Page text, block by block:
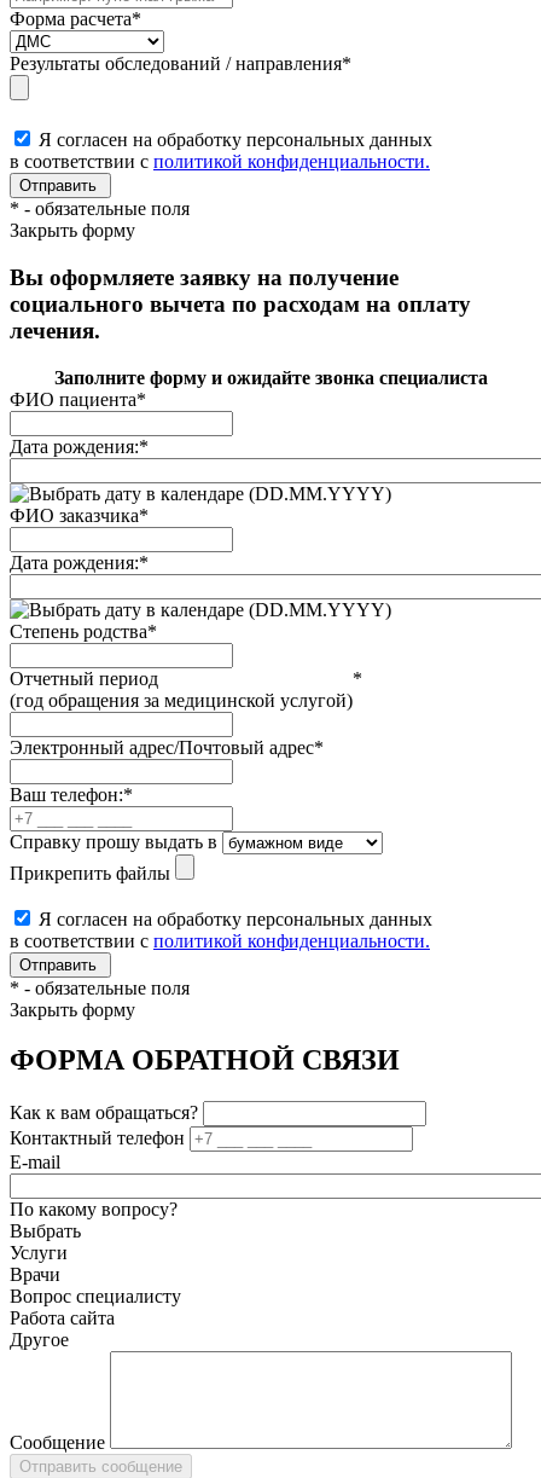
Форма расчета*
Результаты обследований / направления*
Я согласен на обработку персональных данных
в соответствии с политикой конфиденциальности.
* - обязательные поля
Закрыть форму
Вы оформляете заявку на получение
социального вычета по расходам на оплату
лечения.
Заполните форму и ожидайте звонка специалиста
ФИО пациента*
Дата рождения:*
(DD.MM.YYYY)
ФИО заказчика*
Дата рождения:*
(DD.MM.YYYY)
Степень родства*
Отчетный период
(год обращения за медицинской услугой)
*
Электронный адрес/Почтовый адрес*
Ваш телефон:*
Справку прошу выдать в
Прикрепить файлы
Я согласен на обработку персональных данных
в соответствии с политикой конфиденциальности.
* - обязательные поля
Закрыть форму
ФОРМА ОБРАТНОЙ СВЯЗИ
Как к вам обращаться?
Контактный телефон
E-mail
По какому вопросу?
Выбрать
Услуги
Врачи
Вопрос специалисту
Работа сайта
Другое
Сообщение